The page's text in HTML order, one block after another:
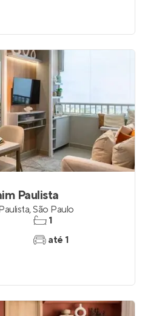
Paulista
,São Paulo
1
até 1